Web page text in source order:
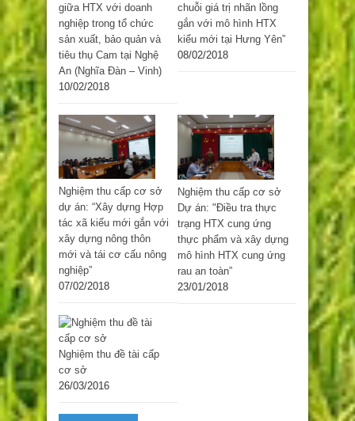
giữa HTX với doanh
nghiệp trong tổ chức
sản xuất, bảo quản và
tiêu thụ Cam tại Nghệ
An (Nghĩa Đàn – Vinh)
10/02/2018
chuỗi giá trị nhãn lồng
gắn với mô hình HTX
kiểu mới tại Hưng Yên”
08/02/2018
Nghiệm thu cấp cơ sở
dự án: “Xây dựng Hợp
tác xã kiểu mới gắn với
xây dựng nông thôn
mới và tái cơ cấu nông
nghiệp”
07/02/2018
Nghiệm thu cấp cơ sở
Dự án: "Điều tra thực
trạng HTX cung ứng
thực phẩm và xây dựng
mô hình HTX cung ứng
rau an toàn”
23/01/2018
Nghiệm thu đề tài cấp
cơ sở
26/03/2016